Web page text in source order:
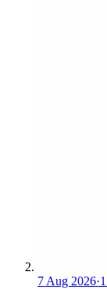
7 Aug 2026·